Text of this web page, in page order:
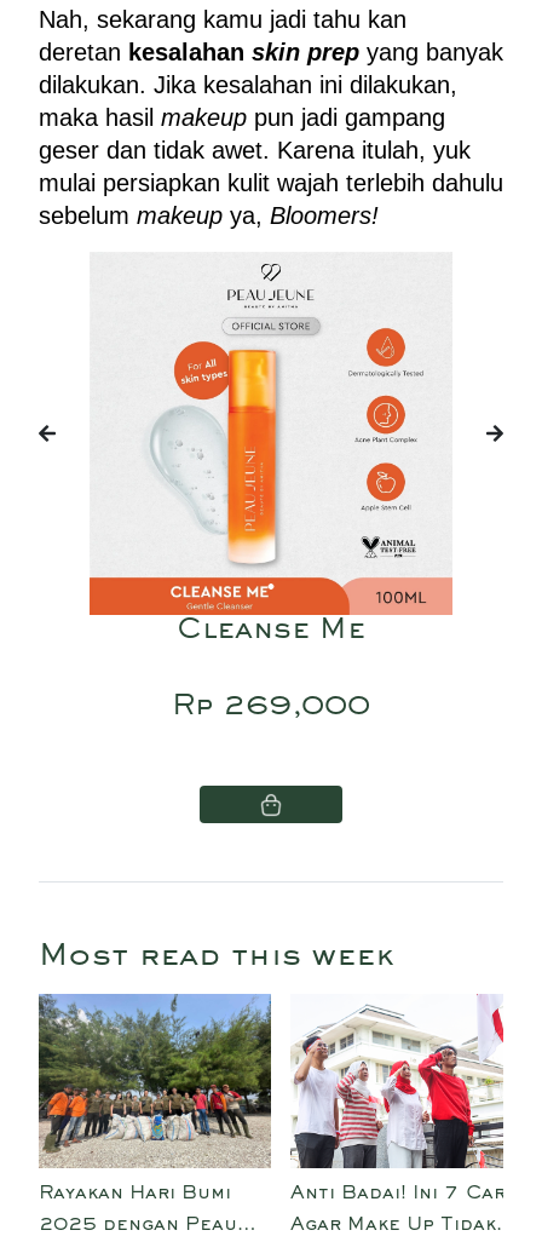
Nah, sekarang kamu jadi tahu kan
deretan kesalahan skin prep yang banyak
dilakukan. Jika kesalahan ini dilakukan,
maka hasil makeup pun jadi gampang
geser dan tidak awet. Karena itulah, yuk
mulai persiapkan kulit wajah terlebih dahulu
sebelum makeup ya, Bloomers!
Cleanse Me
Rp 269,000
Most read this week
Rayakan Hari Bumi
2025 dengan Peau
Anti Badai! Ini 7 Cara
Agar Make Up Tidak